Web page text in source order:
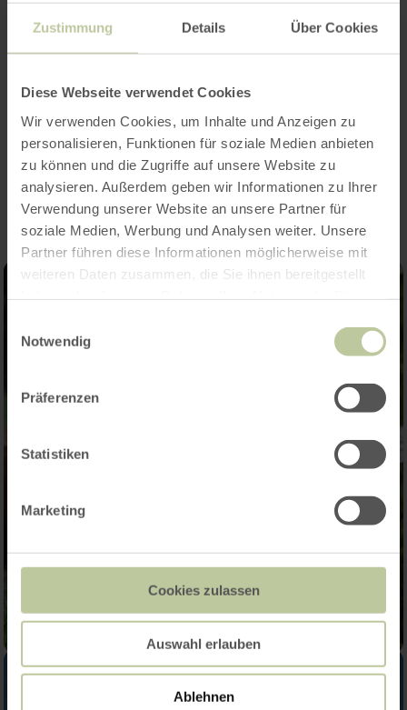
Zustimmung Details Über Cookies
Diese Webseite verwendet Cookies
Wir verwenden Cookies, um Inhalte und Anzeigen zu
personalisieren, Funktionen für soziale Medien anbieten
zu können und die Zugriffe auf unsere Website zu
analysieren. Außerdem geben wir Informationen zu Ihrer
Verwendung unserer Website an unsere Partner für
soziale Medien, Werbung und Analysen weiter. Unsere
Partner führen diese Informationen möglicherweise mit
weiteren Daten zusammen, die Sie ihnen bereitgestellt
Notwendig
Präferenzen
Statistiken
Marketing
Cookies zulassen
Auswahl erlauben
Ablehnen
Merkmale / Besonderheiten
Kategorien
Impressionen